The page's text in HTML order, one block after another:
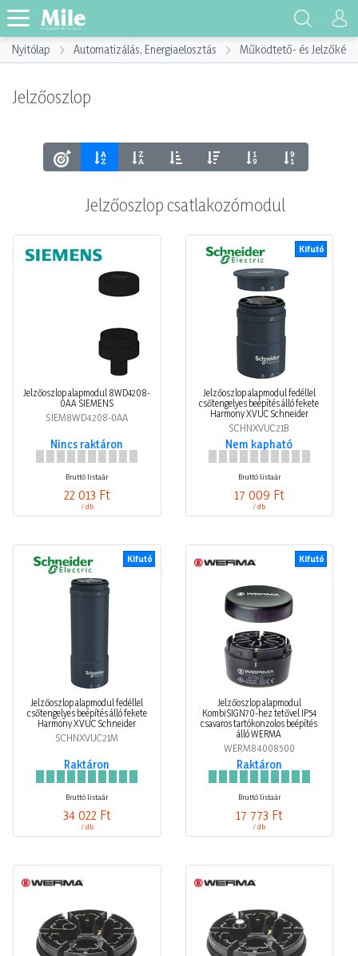
Nyitólap Automatizálás, Energiaelosztás Működtető- és
Jelzőoszlop
Jelzőoszlop csatlakozómodul
Jelzőoszlop alapmodul 8WD4208-
0AA SIEMENS
SIEM8WD4208-0AA
Nincs raktáron
Bruttó listaár
22 013 Ft
/ db
Kifutó
Jelzőoszlop alapmodul fedéllel
csőtengelyes beépítés álló fekete
Harmony XVUC Schneider
SCHNXVUC21B
Nem kapható
Bruttó listaár
17 009 Ft
/ db
Kifutó
Jelzőoszlop alapmodul fedéllel
csőtengelyes beépítés álló fekete
Harmony XVUC Schneider
SCHNXVUC21M
Raktáron
Bruttó listaár
34 022 Ft
/ db
Kifutó
Jelzőoszlop alapmodul
KombiSIGN70-hez tetővel IP54
csavaros tartókonzolos beépítés
álló WERMA
WERM84008500
Raktáron
Bruttó listaár
17 773 Ft
/ db